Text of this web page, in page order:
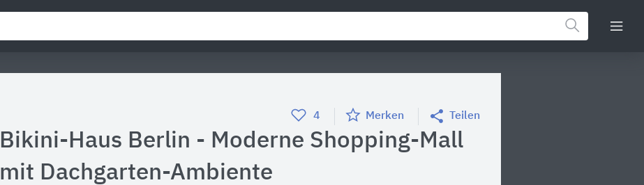
4 Merken Teilen
Bikini-Haus Berlin - Moderne Shopping-Mall
mit Dachgarten-Ambiente